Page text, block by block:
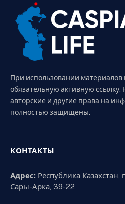
При использовании материалов
обязательную активную
авторские и другие права на
полностью защищены.
КОНТАКТЫ
Адрес: Республика Казахстан,
Сары-Арка, 39-22